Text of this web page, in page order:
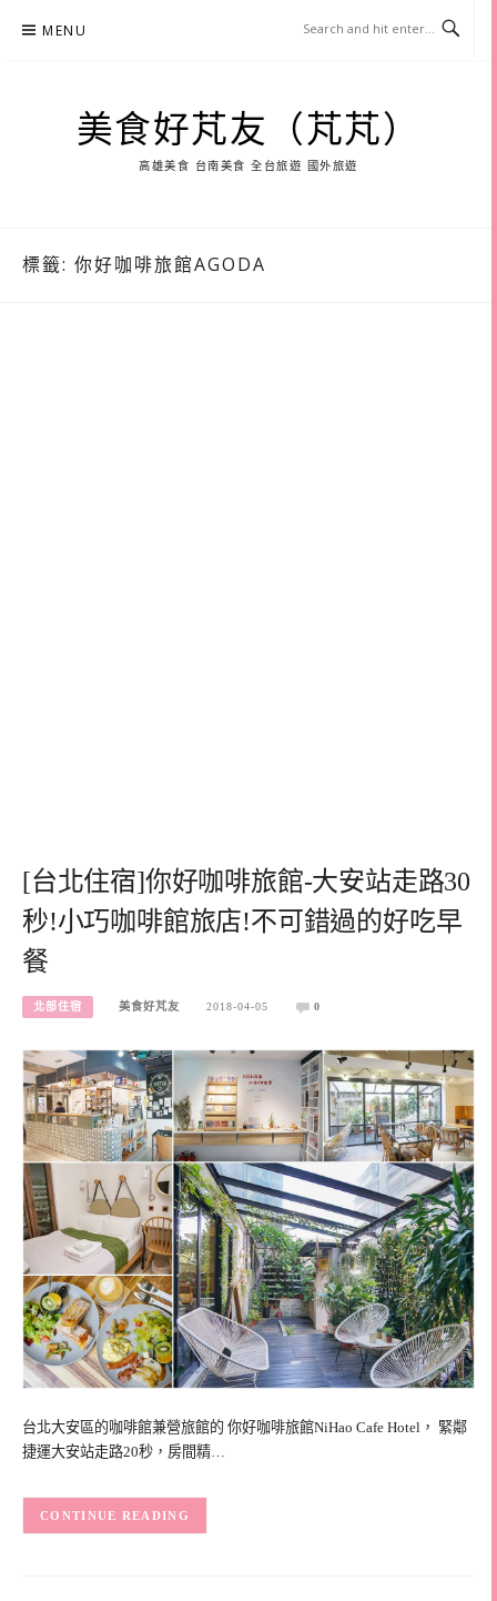
MENU
美食好芃友（芃芃）
高雄美食 台南美食 全台旅遊 國外旅遊
標籤: 你好咖啡旅館AGODA
[台北住宿]你好咖啡旅館-大安站走路30
秒!小巧咖啡館旅店!不可錯過的好吃早
餐
北部住宿 美食好芃友 2018-04-05 0
台北大安區的咖啡館兼營旅館的 你好咖啡旅館NiHao Cafe Hotel， 緊鄰
捷運大安站走路20秒，房間精…
CONTINUE READING